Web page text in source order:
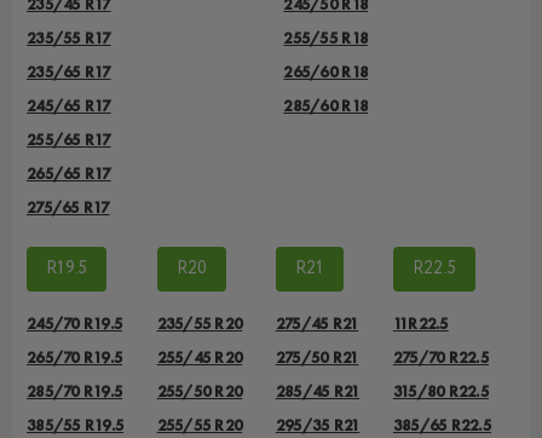
235/45 R17
235/55 R17
235/65 R17
245/65 R17
255/65 R17
265/65 R17
275/65 R17
245/50 R18
255/55 R18
265/60 R18
285/60 R18
R19.5
245/70 R19.5
265/70 R19.5
285/70 R19.5
385/55 R19.5
R20
235/55 R20
255/45 R20
255/50 R20
255/55 R20
R21
275/45 R21
275/50 R21
285/45 R21
295/35 R21
R22.5
11R22.5
275/70 R22.5
315/80 R22.5
385/65 R22.5